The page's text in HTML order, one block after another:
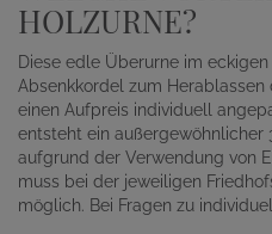
OLZURNE?
Diese edle Überurne im
Absenkkordel zum
einen Aufpreis individuell
entsteht ein außergewöhnlicher
aufgrund der Verwendung von
muss bei der jeweiligen
möglich. Bei Fragen zu